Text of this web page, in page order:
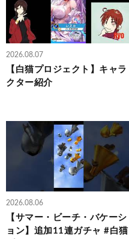
2026.08.07
【白猫プロジェクト】キャラ
クター紹介
2026.08.06
【サマー・ビーチ・バケーシ
ョン】追加11連ガチャ #白猫